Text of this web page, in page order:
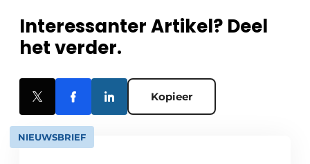
Interessanter Artikel? Deel
het verder.
Kopieer
NIEUWSBRIEF